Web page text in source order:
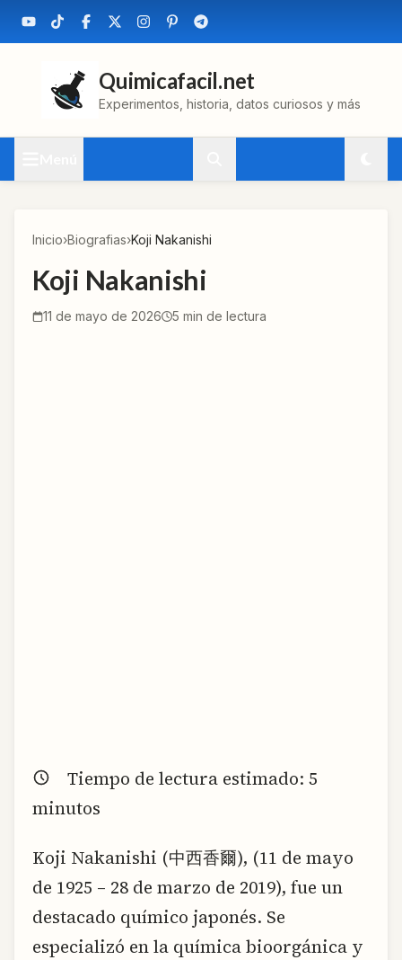
Quimicafacil.net
Experimentos, historia, datos curiosos y más
Inicio›Biografias›Koji Nakanishi
Koji Nakanishi
11 de mayo de 2026 5 min de lectura
Tiempo de lectura estimado: 5
minutos
Koji Nakanishi (中西香爾), (11 de mayo
de 1925 – 28 de marzo de 2019), fue un
destacado químico japonés. Se
especializó en la química bioorgánica y